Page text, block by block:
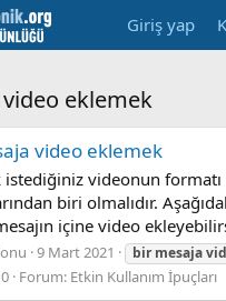
Giriş yap
eklemek
video eklemek
istediğiniz videonun
biri olmalıdır.
içine video
9 Mart 2021 bir mesaja
Forum: Etkin Kullanım İpuçları